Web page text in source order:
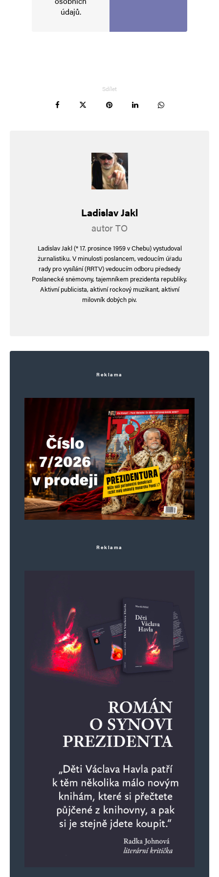
Webová stránka
Informujte mě o nových příspěvcích e-mailem.
Alternative:
údajů.
Sdílet
Ladislav Jakl
autor TO
Ladislav Jakl (* 17. prosince 1959 v Chebu) vystudoval
žurnalistiku. V minulosti poslancem, vedoucím úřadu
rady pro vysílání (RRTV) vedoucím odboru předsedy
Poslanecké sněmovny, tajemníkem prezidenta republiky.
Aktivní publicista, aktivní rockový muzikant, aktivní
milovník dobých piv.
Reklama
Reklama